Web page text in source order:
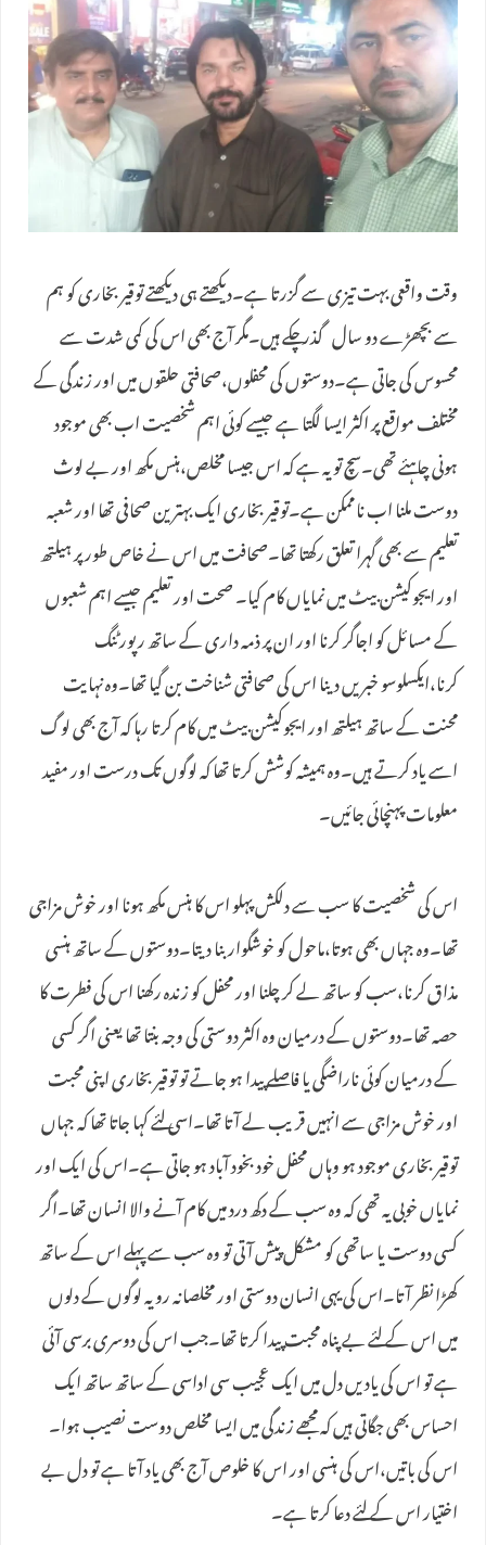
وقت واقعی بہت تیزی سے گزرتا ہے۔دیکھتے ہی دیکھتے توقیر بخاری کو ہم
سے بچھڑے دو سال گذر چکے ہیں۔مگر آج بھی اس کی کمی شدت سے
محسوس کی جاتی ہے۔دوستوں کی محفلوں،صحافتی حلقوں میں اور زندگی کے
مختلف مواقع پر اکثر ایسا لگتا ہے جیسے کوئی اہم شخصیت اب بھی موجود
ہونی چاہئے تھی۔سچ تو یہ ہے کہ اس جیسا مخلص،ہنس مکھ اور بے لوث
دوست ملنا اب ناممکن ہے۔توقیر بخاری ایک بہترین صحافی تھا اور شعبہ
تعلیم سے بھی گہرا تعلق رکھتا تھا۔صحافت میں اس نے خاص طور پر ہیلتھ
اور ایجوکیشن بیٹ میں نمایاں کام کیا۔ صحت اور تعلیم جیسے اہم شعبوں
کے مسائل کو اجاگر کرنا اور ان پر ذمہ داری کے ساتھ رپورٹنگ
کرنا،ایکسلوسو خبریں دینا اس کی صحافتی شناخت بن گیا تھا۔وہ نہایت
محنت کے ساتھ ہیلتھ اور ایجوکیشن بیٹ میں کام کرتا رہا کہ آج بھی لوگ
اسے یاد کرتے ہیں۔وہ ہمیشہ کوشش کرتا تھا کہ لوگوں تک درست اور مفید
معلومات پہنچائی جائیں۔
اس کی شخصیت کا سب سے دلکش پہلو اس کا ہنس مکھ ہونا اور خوش مزاجی
تھا۔وہ جہاں بھی ہوتا،ماحول کو خوشگوار بنا دیتا۔دوستوں کے ساتھ ہنسی
مذاق کرنا،سب کو ساتھ لے کر چلنا اور محفل کو زندہ رکھنا اس کی فطرت کا
حصہ تھا۔دوستوں کے درمیان وہ اکثر دوستی کی وجہ بنتا تھا یعنی اگر کسی
کے درمیان کوئی ناراضگی یا فاصلے پیدا ہو جاتے تو توقیر بخاری اپنی محبت
اور خوش مزاجی سے انہیں قریب لے آتا تھا۔اسی لئے کہا جاتا تھا کہ جہاں
توقیر بخاری موجود ہو وہاں محفل خود بخود آباد ہو جاتی ہے۔اس کی ایک اور
نمایاں خوبی یہ تھی کہ وہ سب کے دکھ درد میں کام آنے والا انسان تھا۔اگر
کسی دوست یا ساتھی کو مشکل پیش آتی تو وہ سب سے پہلے اس کے ساتھ
کھڑا نظر آتا۔اس کی یہی انسان دوستی اور مخلصانہ رویہ لوگوں کے دلوں
میں اس کے لئے بے پناہ محبت پیدا کرتا تھا۔جب اس کی دوسری برسی آئی
ہے تو اس کی یادیں دل میں ایک عجیب سی اداسی کے ساتھ ساتھ ایک
احساس بھی جگاتی ہیں کہ مجھے زندگی میں ایسا مخلص دوست نصیب ہوا۔
اس کی باتیں،اس کی ہنسی اور اس کا خلوص آج بھی یاد آتا ہے تو دل بے
اختیار اس کے لئے دعا کرتا ہے۔